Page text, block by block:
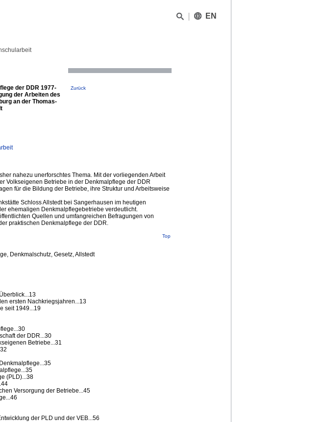
EN
der DDR 1977-
der Arbeiten des
an der Thomas-
Zurück
nahezu unerforschtes Thema. Mit der vorliegenden Arbeit
Volkseigenen Betriebe in der Denkmalpflege der DDR
für die Bildung der Betriebe, ihre Struktur und Arbeitsweise
Schloss Allstedt bei Sangerhausen im heutigen
ehemaligen Denkmalpflegebetriebe verdeutlicht.
Quellen und umfangreichen Befragungen von
praktischen Denkmalpflege der DDR.
Top
Denkmalschutz, Gesetz, Allstedt
ersten Nachkriegsjahren...13
seit 1949...19
der DDR...30
Betriebe...31
(PLD)...38
Versorgung der Betriebe...45
der PLD und der VEB...56